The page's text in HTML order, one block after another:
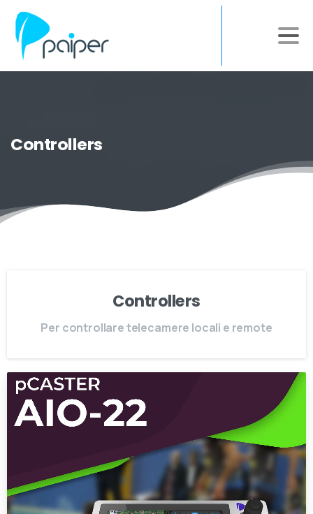
Controllers
Controllers
Per controllare telecamere locali e remote